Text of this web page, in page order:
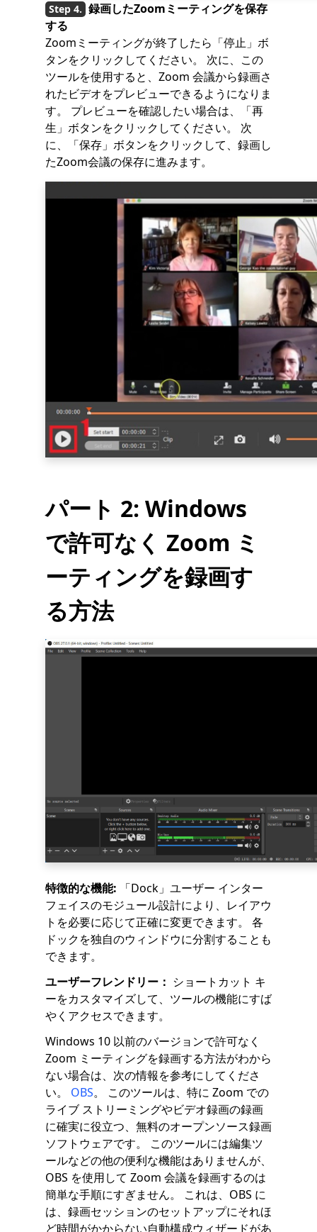
録画したZoomミーティングを保存
する
Zoomミーティングが終了したら「停止」ボ
タンをクリックしてください。 次に、この
ツールを使用すると、Zoom 会議から録画さ
れたビデオをプレビューできるようになりま
す。 プレビューを確認したい場合は、「再
生」ボタンをクリックしてください。 次
に、「保存」ボタンをクリックして、録画し
たZoom会議の保存に進みます。
パート 2: Windows
で許可なく Zoom ミ
ーティングを録画す
る方法
特徴的な機能:
「Dock」ユーザー インター
フェイスのモジュール設計により、レイアウ
トを必要に応じて正確に変更できます。 各
ドックを独自のウィンドウに分割することも
できます。
ユーザーフレンドリー： ショートカット キ
ーをカスタマイズして、ツールの機能にすば
やくアクセスできます。
Windows 10 以前のバージョンで許可なく
Zoom ミーティングを録画する方法がわから
ない場合は、次の情報を参考にしてくださ
い。 OBS。 このツールは、特に Zoom での
ライブ ストリーミングやビデオ録画の録画
に確実に役立つ、無料のオープンソース録画
ソフトウェアです。 このツールには編集ツ
ールなどの他の便利な機能はありませんが、
OBS を使用して Zoom 会議を録画するのは
簡単な手順にすぎません。 これは、OBS に
は、録画セッションのセットアップにそれほ
ど時間がかからない自動構成ウィザードがあ